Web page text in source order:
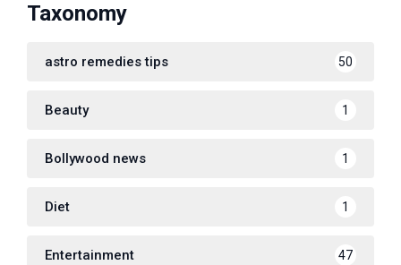
Taxonomy
astro remedies tips 50
Beauty 1
Bollywood news 1
Diet 1
Entertainment 47